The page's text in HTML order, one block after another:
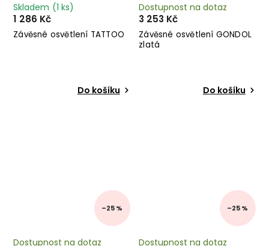
Závěsné osvětlení TATTOO
Skladem (1 ks)
1 286 Kč
Do košíku
Závěsné osvětlení GONDOL
zlatá
Dostupnost na dotaz
3 253 Kč
Do košíku
–25 %
Dostupnost na dotaz
–25 %
Dostupnost na dotaz